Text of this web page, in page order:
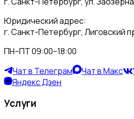
Юридический адрес:
г. Санкт-Петербург, Лиговский
ПН–ПТ 09:00–18:00
Чат в Телеграм
Чат в Макс
Яндекс Дзен
Услуги